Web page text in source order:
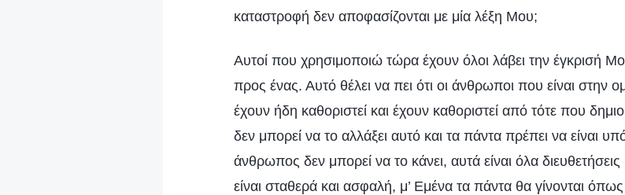
καταστροφή δεν αποφασίζονται με μία λέξη Μου;
Αυτοί που χρησιμοποιώ τώρα έχουν όλοι λάβει την έγκρισή
προς ένας. Αυτό θέλει να πει ότι οι άνθρωποι που είναι
έχουν ήδη καθοριστεί και έχουν καθοριστεί από τότε που
δεν μπορεί να το αλλάξει αυτό και τα πάντα πρέπει να είναι
άνθρωπος δεν μπορεί να το κάνει, αυτά είναι όλα
είναι σταθερά και ασφαλή, μ’ Εμένα τα πάντα θα γίνονται